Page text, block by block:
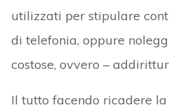
utilizzati per stipulare
di telefonia, oppure
costose, ovvero –
Il tutto facendo ricadere